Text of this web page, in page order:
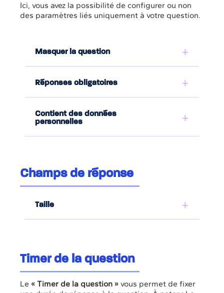
Ici, vous avez la possibilité de configurer ou non
des paramètres liés uniquement à votre question.
Masquer la question
Réponses obligatoires
Contient des données
personnelles
Champs de réponse
Taille
Timer de la question
Le « Timer de la question »vous permet de fixer